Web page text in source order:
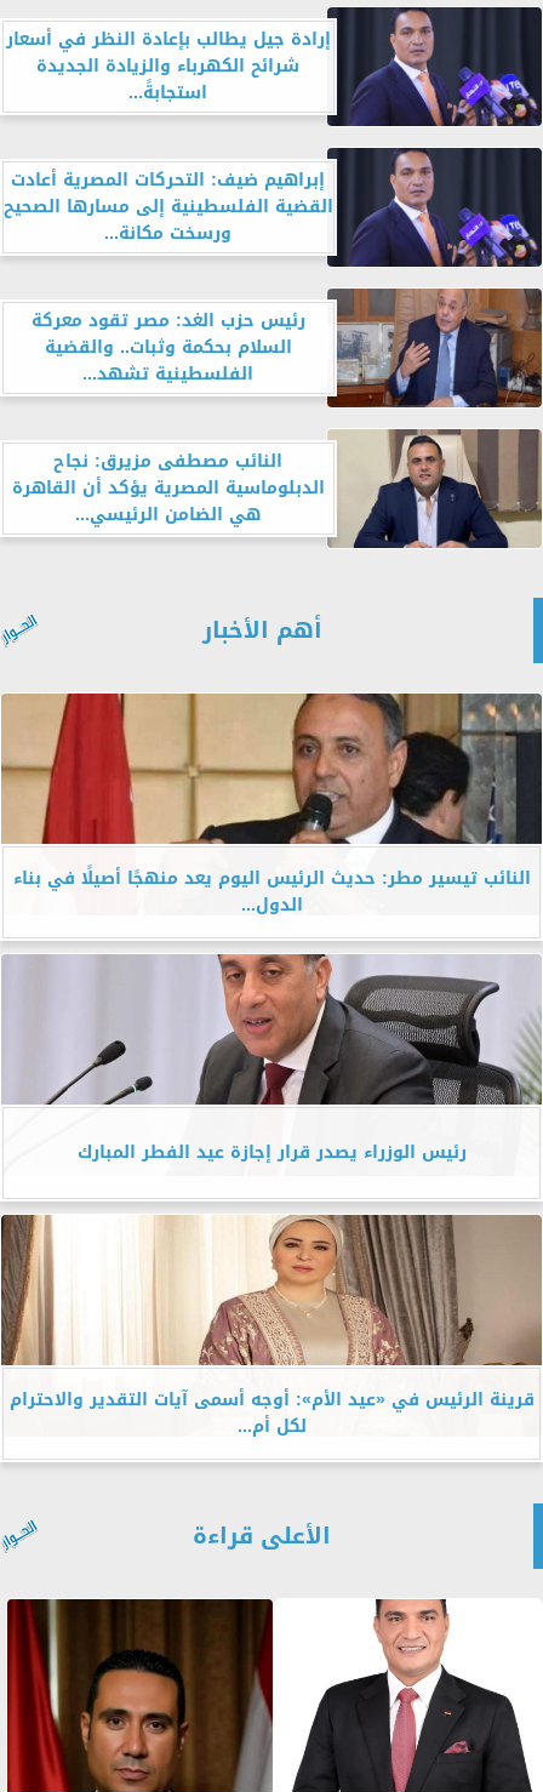
إرادة جيل يطالب بإعادة النظر في أسعار
شرائح الكهرباء والزيادة الجديدة
استجابةً...
إبراهيم ضيف: التحركات المصرية أعادت
القضية الفلسطينية إلى مسارها الصحيح
ورسخت مكانة...
رئيس حزب الغد: مصر تقود معركة
السلام بحكمة وثبات.. والقضية
الفلسطينية تشهد...
النائب مصطفى مزيرق: نجاح
الدبلوماسية المصرية يؤكد أن القاهرة
هي الضامن الرئيسي...
أهم الأخبار
النائب تيسير مطر: حديث الرئيس اليوم يعد منهجًا أصيلًا في بناء
الدول...
رئيس الوزراء يصدر قرار إجازة عيد الفطر المبارك
قرينة الرئيس في «عيد الأم»: أوجه أسمى آيات التقدير والاحترام
لكل أم...
الأعلى قراءة